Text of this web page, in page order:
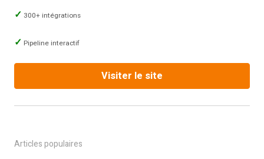
300+ intégrations
Pipeline interactif
Visiter le site
Articles populaires